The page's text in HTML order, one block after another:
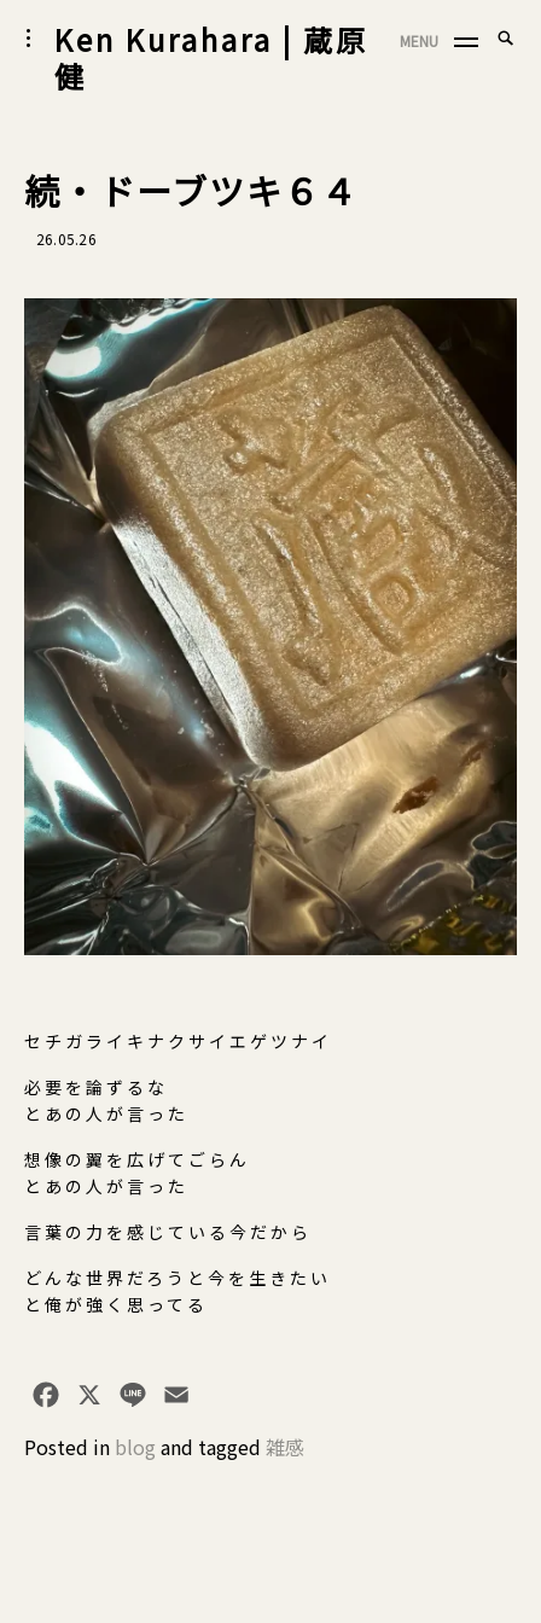
Skip
to
content
Ken Kurahara | 蔵原
健
toggle
open/close
sidebar
MENU
続・ドーブツキ６４
26.05.26
セチガライキナクサイエゲツナイ
必要を論ずるな
とあの人が言った
想像の翼を広げてごらん
とあの人が言った
言葉の力を感じている今だから
どんな世界だろうと今を生きたい
と俺が強く思ってる
Facebook Line
Posted in blog and tagged 雑感